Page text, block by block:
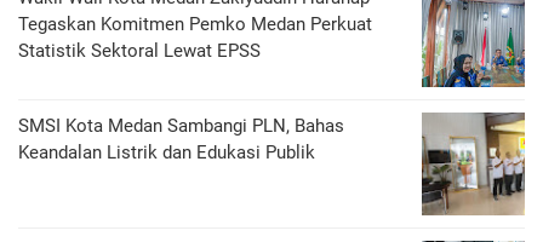
Tegaskan Komitmen Pemko Medan Perkuat
Statistik Sektoral Lewat EPSS
SMSI Kota Medan Sambangi PLN, Bahas
Keandalan Listrik dan Edukasi Publik